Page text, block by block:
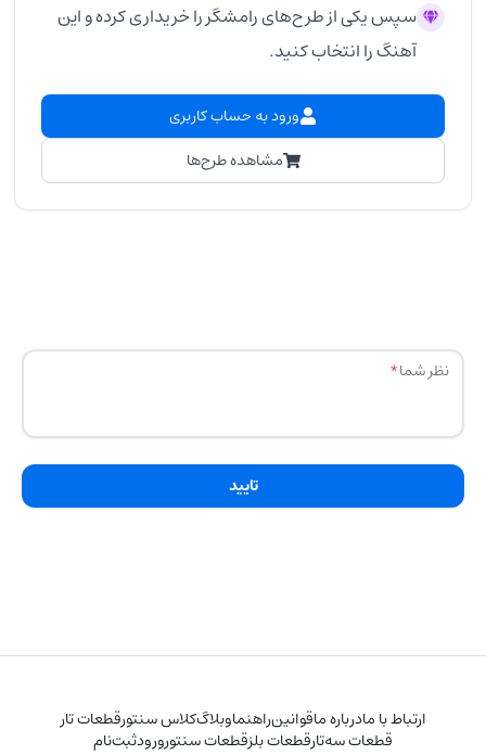
سپس یکی از طرح‌های رامشگر را خریداری کرده و این
آهنگ را انتخاب کنید.
ورود به حساب کاربری
مشاهده طرح‌ها
نظر شما
تایید
ارتباط با مادرباره ماقوانینراهنماوبلاگکلاس سنتورقطعات تار
قطعات سه‌تارقطعات بلزقطعات سنتورورودثبت‌نام